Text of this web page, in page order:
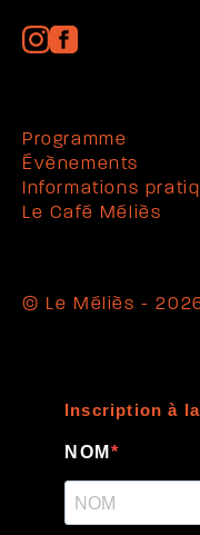
Programme
Évènements
Informations
Le Café Méliès
© Le Méliès -
Inscription à
NOM